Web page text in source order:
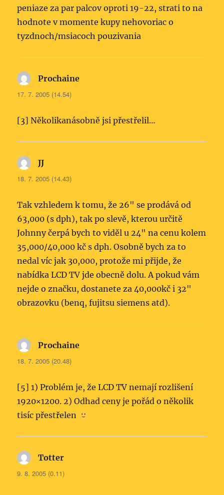
peniaze za par palcov oproti 19-22, strati to na
hodnote v momente kupy nehovoriac o
tyzdnoch/msiacoch pouzivania
Prochaine
17. 7. 2005 (14.54)
[3] Několikanásobně jsi přestřelil…
JJ
18. 7. 2005 (14.43)
Tak vzhledem k tomu, že 26" se prodává od
63,000 (s dph), tak po slevě, kterou určitě
Johnny čerpá bych to viděl u 24" na cenu kolem
35,000/40,000 kč s dph. Osobně bych za to
nedal víc jak 30,000, protože mi přijde, že
nabídka LCD TV jde obecně dolu. A pokud vám
nejde o značku, dostanete za 40,000kč i 32"
obrazovku (benq, fujitsu siemens atd).
Prochaine
18. 7. 2005 (20.48)
[5] 1) Problém je, že LCD TV nemají rozlišení
1920×1200. 2) Odhad ceny je pořád o několik
tisíc přestřelen
Totter
9. 8. 2005 (0.11)